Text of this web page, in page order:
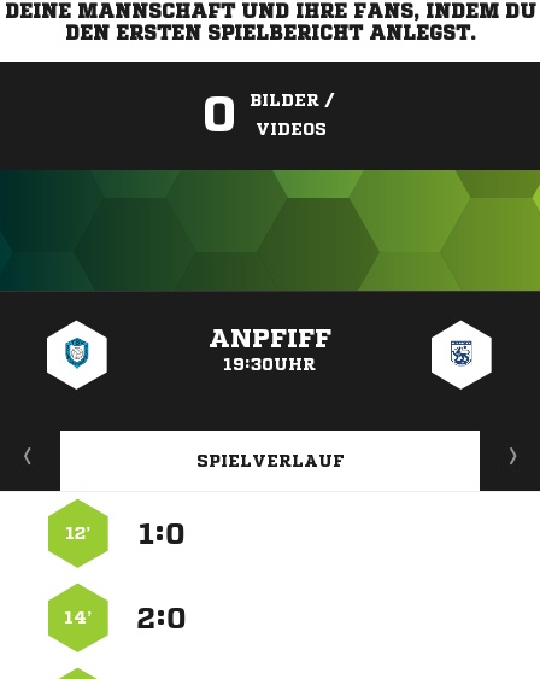
DEINE MANNSCHAFT UND IHRE FANS, INDEM DU
DEN ERSTEN SPIELBERICHT ANLEGST.
0
BILDER /
VIDEOS
ANPFIFF
19:30UHR
SPIELVERLAUF
:
12’
:
14’